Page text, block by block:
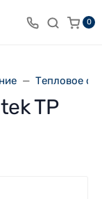
0
Тепловое
TP